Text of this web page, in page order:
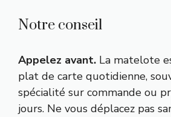
Notre conseil
Appelez avant. La matelote
plat de carte quotidienne,
spécialité sur commande ou
jours. Ne vous déplacez pas